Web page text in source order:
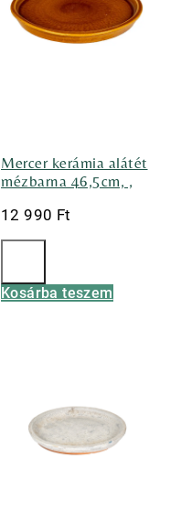
Mercer kerámia alátét
mézbarna 46,5cm, ,
12 990 Ft
Kosárba teszem